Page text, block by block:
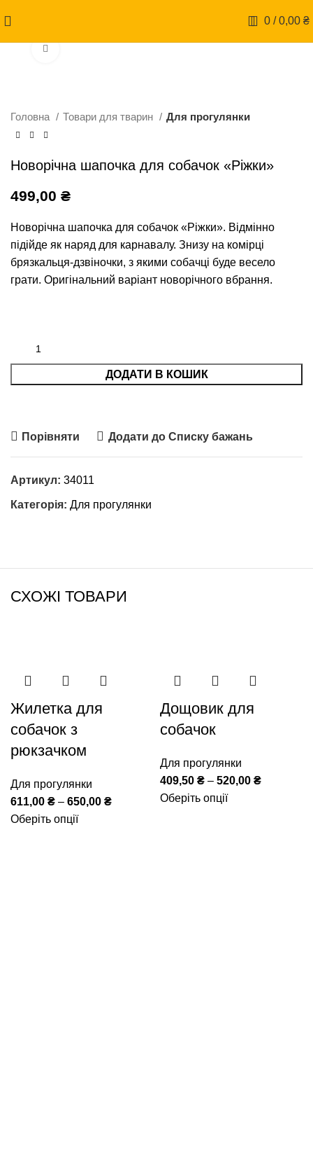
0 / 0,00 ₴
Головна Товари для тварин Для прогулянки
Новорічна шапочка для собачок «Ріжки»
499,00 ₴
Новорічна шапочка для собачок «Ріжки». Відмінно
підійде як наряд для карнавалу. Знизу на комірці
брязкальця-дзвіночки, з якими собачці буде весело
грати. Оригінальний варіант новорічного вбрання.
ДОДАТИ В КОШИК
Порівняти Додати до Списку бажань
Артикул: 34011
Категорія: Для прогулянки
СХОЖІ ТОВАРИ
Жилетка для
собачок з
рюкзачком
Для прогулянки
611,00 ₴ – 650,00 ₴
Оберіть опції
Дощовик для
собачок
Для прогулянки
409,50 ₴ – 520,00 ₴
Оберіть опції